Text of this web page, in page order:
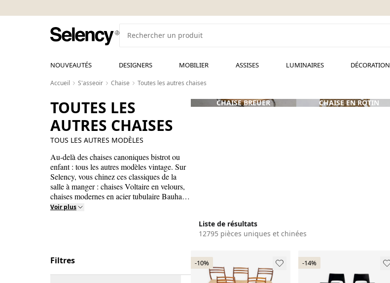
NOUVEAUTÉS DESIGNERS MOBILIER ASSISES LUMINAIRES DÉCORATION
Accueil S'asseoir Chaise Toutes les autres chaises
TOUTES LES
AUTRES CHAISES
TOUS LES AUTRES MODÈLES
Au-delà des chaises canoniques bistrot ou
enfant : tous les autres modèles vintage. Sur
Selency, vous chinez ces classiques de la
salle à manger : chaises Voltaire en velours,
chaises modernes en acier tubulaire Bauhaus,
chaises de salle à manger scandinaves en
chaises Pop Castiglioni, chaises Maison
Jansen en velours.
Voir plus
CHAISE BREUER CHAISE EN ROTIN
Liste de résultats
12795 pièces uniques et chinées
Filtres -10% -14%